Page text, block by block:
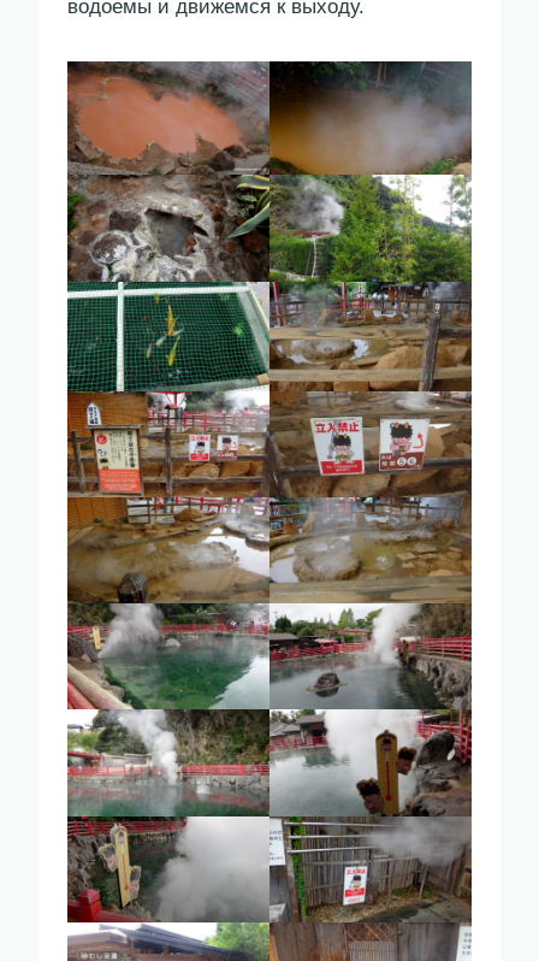
водоемы и движемся к выходу.